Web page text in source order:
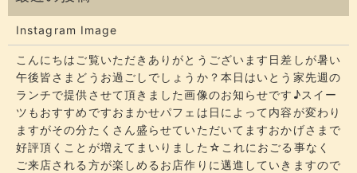
Instagram Image
こんにちはご覧いただきありがとうございます​​​日差しが暑い
午後皆さまどうお過ごしでしょうか？​​​本日はいとう家先週の
ランチで提供させて頂きました画像のお知らせです♪スイー
ツもおすすめですおまかせパフェは日によって内容が変わり
ますがその分たくさん盛らせていただいてます​​​おかげさまで
好評頂くことが増えてまいりました☆​​これにおごる事なく
ご来店される方が楽しめるお店作りに邁進していきますので